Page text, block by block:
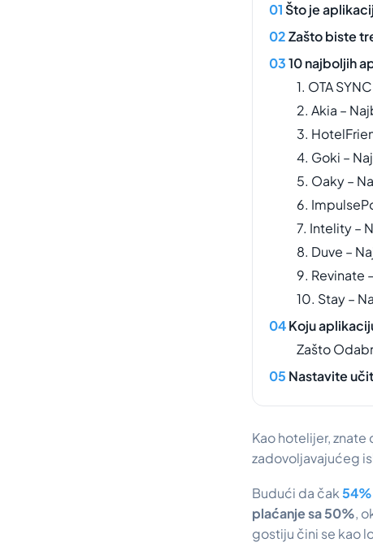
Što je
Zašto biste
10 najboljih
1. OTA
2. Akia –
3.
4. Goki –
5. Oaky –
6.
7. Intelity –
8. Duve –
9. Revinate
10. Stay –
Koju
Zašto
Nastavite
Kao hotelijer,
zadovoljavajućeg
Budući da čak
plaćanje sa 50%,
gostiju čini se kao